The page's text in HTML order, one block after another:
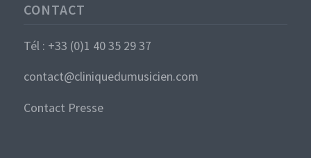
CONTACT
Tél : +33 (0)1 40 35 29 37
contact@cliniquedumusicien.com
Contact Presse